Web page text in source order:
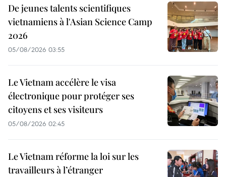
De jeunes talents scientifiques
vietnamiens à l'Asian Science Camp
2026
05/08/2026 03:55
Le Vietnam accélère le visa
électronique pour protéger ses
citoyens et ses visiteurs
05/08/2026 02:45
Le Vietnam réforme la loi sur les
travailleurs à l’étranger